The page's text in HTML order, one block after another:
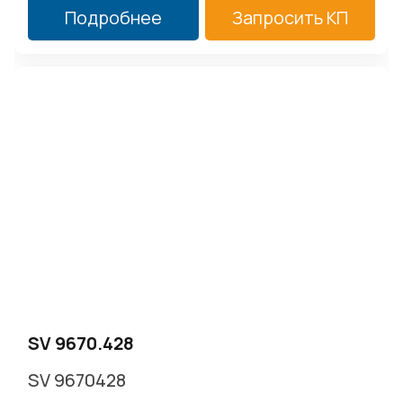
Подробнее Запросить КП
SV 9670.428
SV 9670428